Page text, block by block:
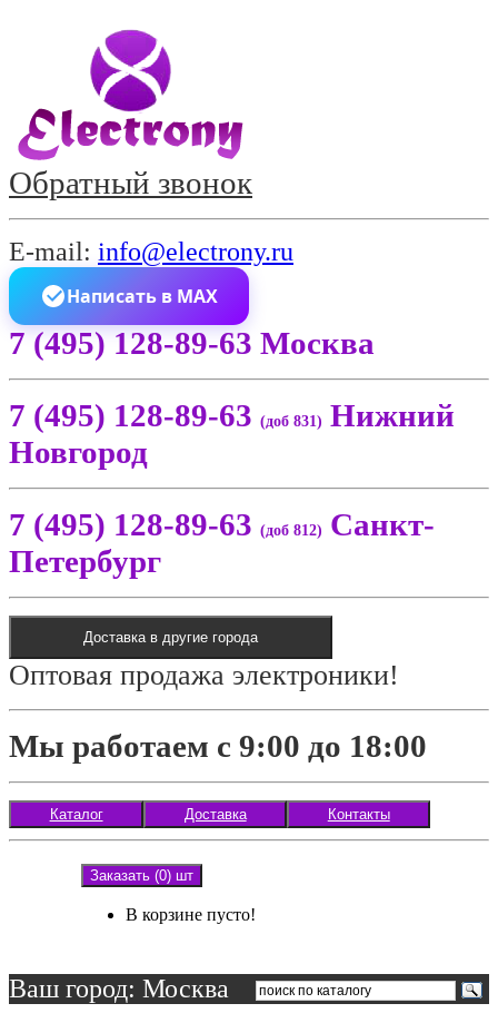
Обратный звонок
E-mail: info@electrony.ru
Написать в MAX
7 (495) 128-89-63 Москва
7 (495) 128-89-63 (доб 831) Нижний
Новгород
7 (495) 128-89-63 (доб 812) Санкт-
Петербург
Доставка в другие города
Оптовая продажа электроники!
Мы работаем с 9:00 до 18:00
Каталог Доставка Контакты
Заказать (0) шт
В корзине пусто!
Ваш город: Москва